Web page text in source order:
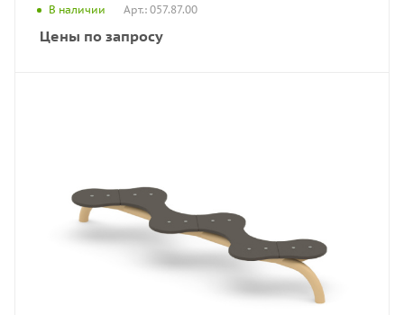
В наличии Арт.: 057.87.00
Цены по запросу